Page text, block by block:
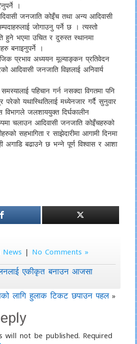
।
जनजाति कोइँच तथा अन्य आदिवासी
जोगाउनु पर्ने छ । त्यस्तो
हुने भएमा उचित र दुरुस्त स्थानमा
बनाइनुपर्ने ।
प्रभाव अध्ययन मूल्याङ्कन प्रतिवेदन
आदिवासी जनजाति विज्ञलाई अनिवार्य
पहिचान गर्न नसक्दा विगतमा पनि
यथास्थितिलाई मध्येनजार गर्दै सुनुवार
विभागले जलशाययुक्त दिर्घकालीन
चलाउन आदिवासी जनजाति कोइँचहरुको
सहभागिता र साझेदारीमा आगामी दिनमा
अगाडि बढाउने छ भन्ने पूर्ण विश्वास र आशा
News | No Comments »
एकीकृत बनाउन आजसा
लागि हुलाक टिकट छपाउन पहल»
will not be published. Required